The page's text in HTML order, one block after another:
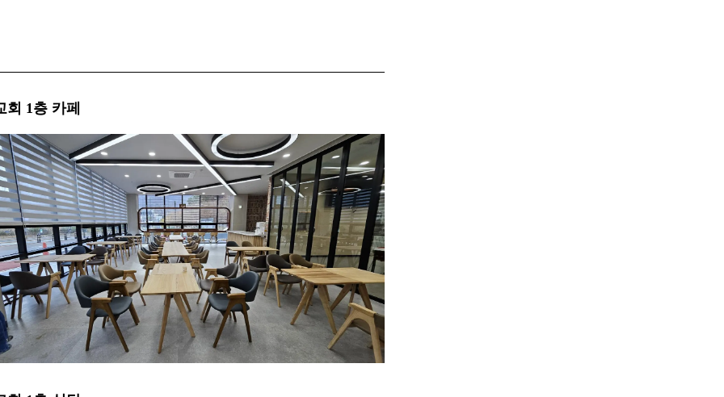
회 1층 카페